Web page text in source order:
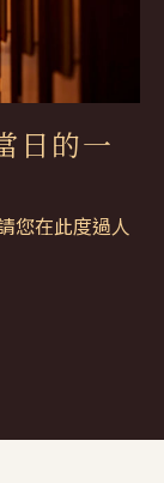
日的一
您在此度過人